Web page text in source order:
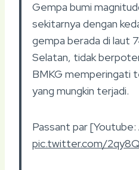
Gempa bumi
sekitarnya dengan
gempa berada di laut
Selatan, tidak
BMKG memperingati
yang mungkin terjadi.
Passant par
pic.twitter.com/